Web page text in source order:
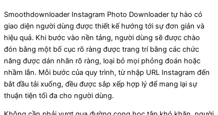
Smoothdownloader Instagram Photo Downloader tự hào có
giao diện người dùng được thiết kế hướng tới sự đơn giản và
hiệu quả. Khi bước vào nền tảng, người dùng sẽ được chào
đón bằng một bố cục rõ ràng được trang trí bằng các chức
năng được dán nhãn rõ ràng, loại bỏ mọi phỏng đoán hoặc
nhầm lẫn. Mỗi bước của quy trình, từ nhập URL Instagram đến
bắt đầu tải xuống, đều được sắp xếp hợp lý để mang lại sự
thuận tiện tối đa cho người dùng.